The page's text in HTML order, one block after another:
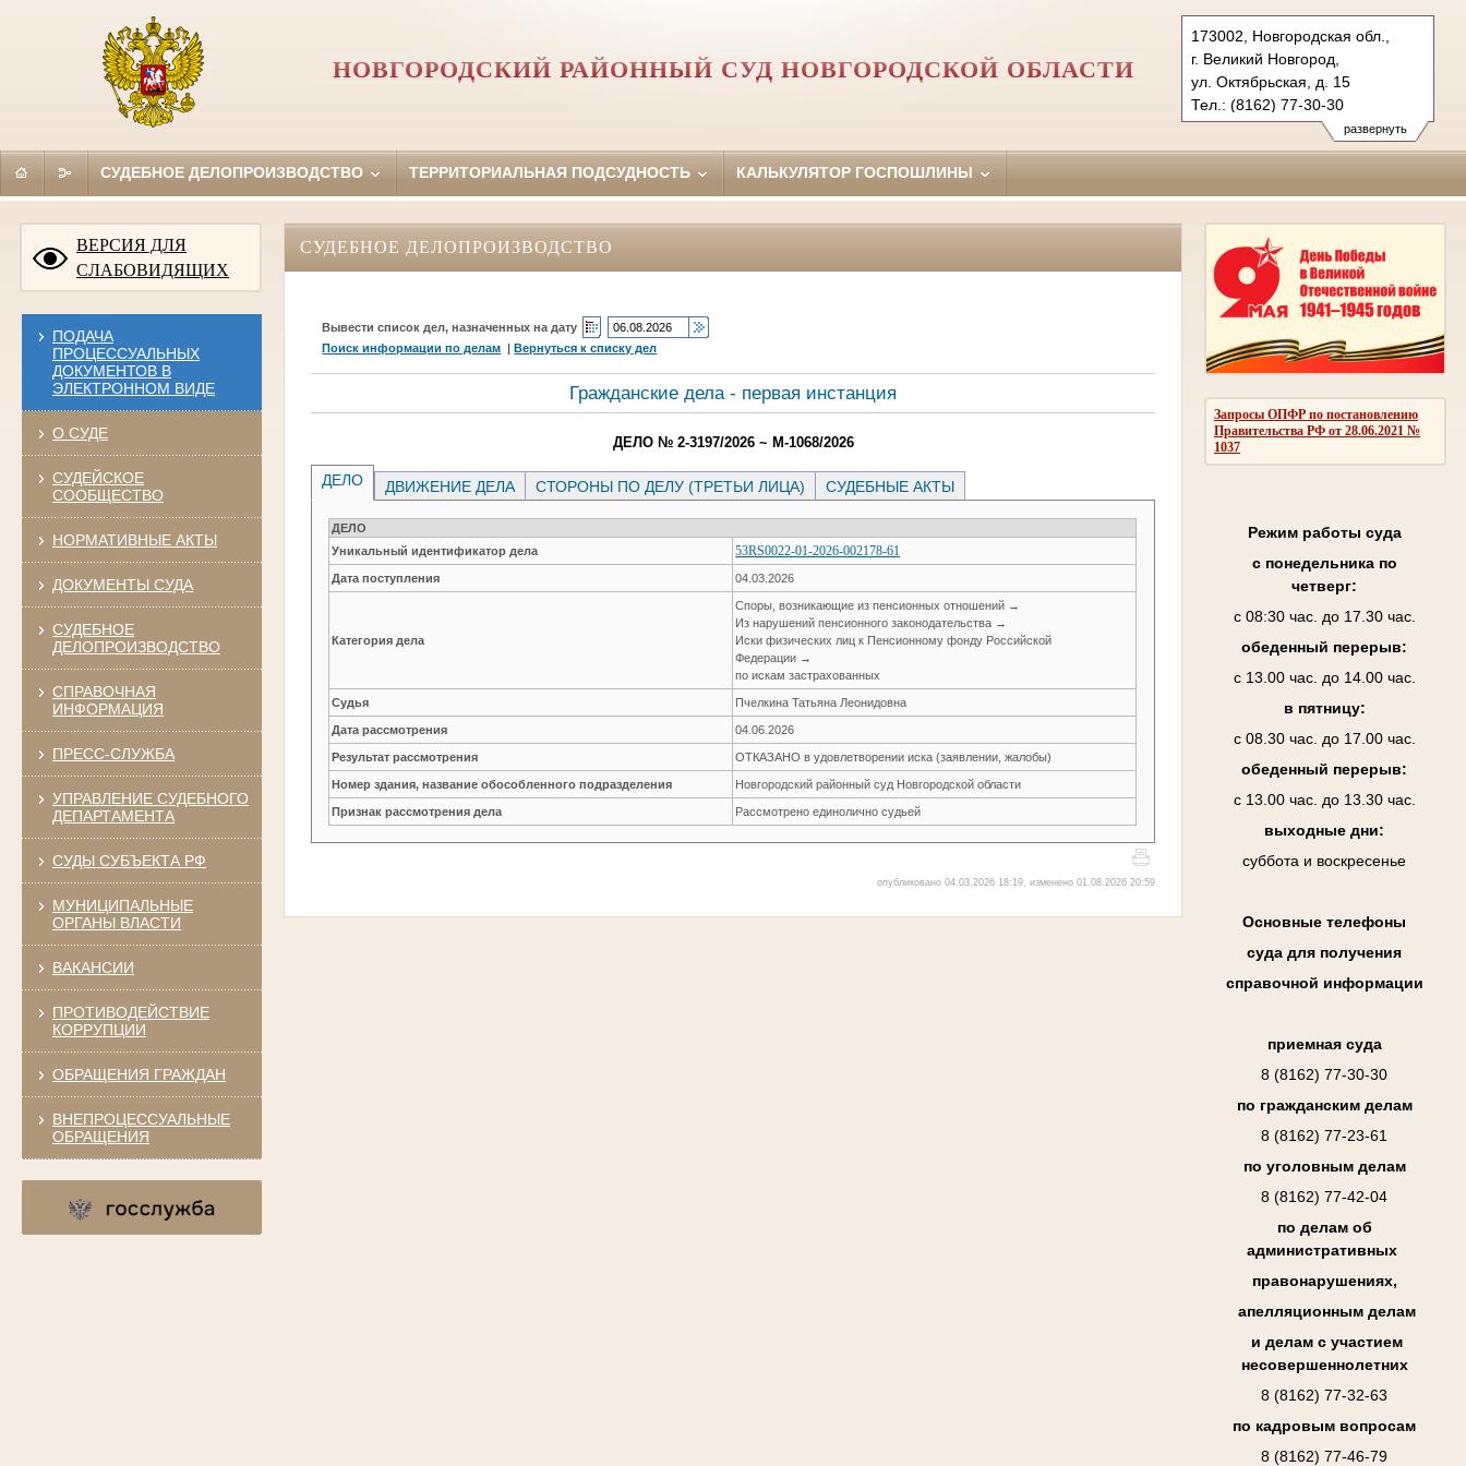
развернуть
173002, Новгородская обл.,
г. Великий Новгород,
ул. Октябрьская, д. 15
Тел.: (8162) 77-30-30
novgorodski.nvg@sudrf.ru
НОВГОРОДСКИЙ РАЙОННЫЙ СУД НОВГОРОДСКОЙ ОБЛАСТИ
СУДЕБНОЕ ДЕЛОПРОИЗВОДСТВО ТЕРРИТОРИАЛЬНАЯ ПОДСУДНОСТЬ КАЛЬКУЛЯТОР ГОСПОШЛИНЫ
ВЕРСИЯ ДЛЯ
СЛАБОВИДЯЩИХ
ПОДАЧА
ПРОЦЕССУАЛЬНЫХ
ДОКУМЕНТОВ В
ЭЛЕКТРОННОМ ВИДЕ
О СУДЕ
СУДЕЙСКОЕ
СООБЩЕСТВО
НОРМАТИВНЫЕ АКТЫ
ДОКУМЕНТЫ СУДА
СУДЕБНОЕ
ДЕЛОПРОИЗВОДСТВО
СПРАВОЧНАЯ
ИНФОРМАЦИЯ
ПРЕСС-СЛУЖБА
УПРАВЛЕНИЕ СУДЕБНОГО
ДЕПАРТАМЕНТА
СУДЫ СУБЪЕКТА РФ
МУНИЦИПАЛЬНЫЕ
ОРГАНЫ ВЛАСТИ
ВАКАНСИИ
ПРОТИВОДЕЙСТВИЕ
КОРРУПЦИИ
ОБРАЩЕНИЯ ГРАЖДАН
ВНЕПРОЦЕССУАЛЬНЫЕ
ОБРАЩЕНИЯ
Запросы ОПФР по постановлению
Правительства РФ от 28.06.2021 №
1037
Режим работы суда
с понедельника по
четверг:
с 08:30 час. до 17.30 час.
обеденный перерыв:
с 13.00 час. до 14.00 час.
в пятницу:
с 08.30 час. до 17.00 час.
обеденный перерыв:
с 13.00 час. до 13.30 час.
выходные дни:
суббота и воскресенье
Основные телефоны
суда для получения
справочной информации
приемная суда
8 (8162) 77-30-30
по гражданским делам
8 (8162) 77-23-61
по уголовным делам
8 (8162) 77-42-04
по делам об
административных
правонарушениях,
апелляционным делам
и делам с участием
несовершеннолетних
8 (8162) 77-32-63
по кадровым вопросам
8 (8162) 77-46-79
СУДЕБНОЕ ДЕЛОПРОИЗВОДСТВО
Вывести список дел, назначенных на дату
Поиск информации по делам |Вернуться к списку дел
Гражданские дела - первая инстанция
ДЕЛО № 2-3197/2026 ~ М-1068/2026
ДЕЛО ДВИЖЕНИЕ ДЕЛА СТОРОНЫ ПО ДЕЛУ (ТРЕТЬИ ЛИЦА) СУДЕБНЫЕ АКТЫ
ДЕЛО
Уникальный идентификатор дела
53RS0022-01-2026-002178-61
Дата поступления 04.03.2026
Категория дела
Споры, возникающие из пенсионных отношений →
Из нарушений пенсионного законодательства →
Иски физических лиц к Пенсионному фонду Российской
Федерации →
по искам застрахованных
Судья Пчелкина Татьяна Леонидовна
Дата рассмотрения 04.06.2026
Результат рассмотрения ОТКАЗАНО в удовлетворении иска (заявлении, жалобы)
Номер здания, название обособленного подразделения Новгородский районный суд Новгородской области
Признак рассмотрения дела Рассмотрено единолично судьей
опубликовано 04.03.2026 18:19, изменено 01.08.2026 20:59